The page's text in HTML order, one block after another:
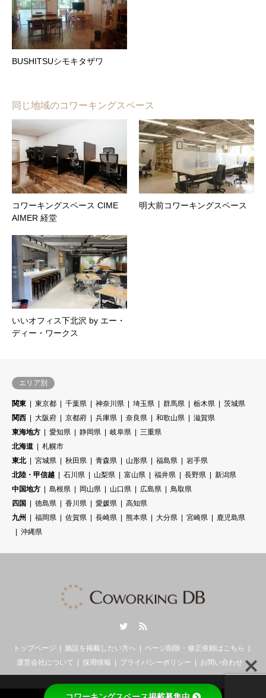
BUSHITSUシモキタザワ
同じ地域のコワーキングスペース
コワーキングスペース CIME
AIMER 経堂
明大前コワーキングスペース
いいオフィス下北沢 by エー・
ディー・ワークス
エリア別
関東 東京都 千葉県 神奈川県 埼玉県 群馬県 栃木県
茨城県
関西
大阪府 京都府 兵庫県 奈良県 和歌山県
滋賀県
東海地方
愛知県 静岡県 岐阜県
三重県
北海道
札幌市
東北
宮城県 秋田県 青森県 山形県 福島県
岩手県
北陸・甲信越
石川県 山梨県 富山県 福井県 長野県
新潟県
中国地方
島根県 岡山県 山口県 広島県
鳥取県
四国
徳島県 香川県 愛媛県
高知県
九州
福岡県 佐賀県 長崎県 熊本県 大分県 宮崎県
鹿児島県
沖縄県
トップページ 施設を掲載したい方へ
ページ削除・修正依頼はこちら
運営会社について
採用情報 プライバシーポリシー お問い合わせ